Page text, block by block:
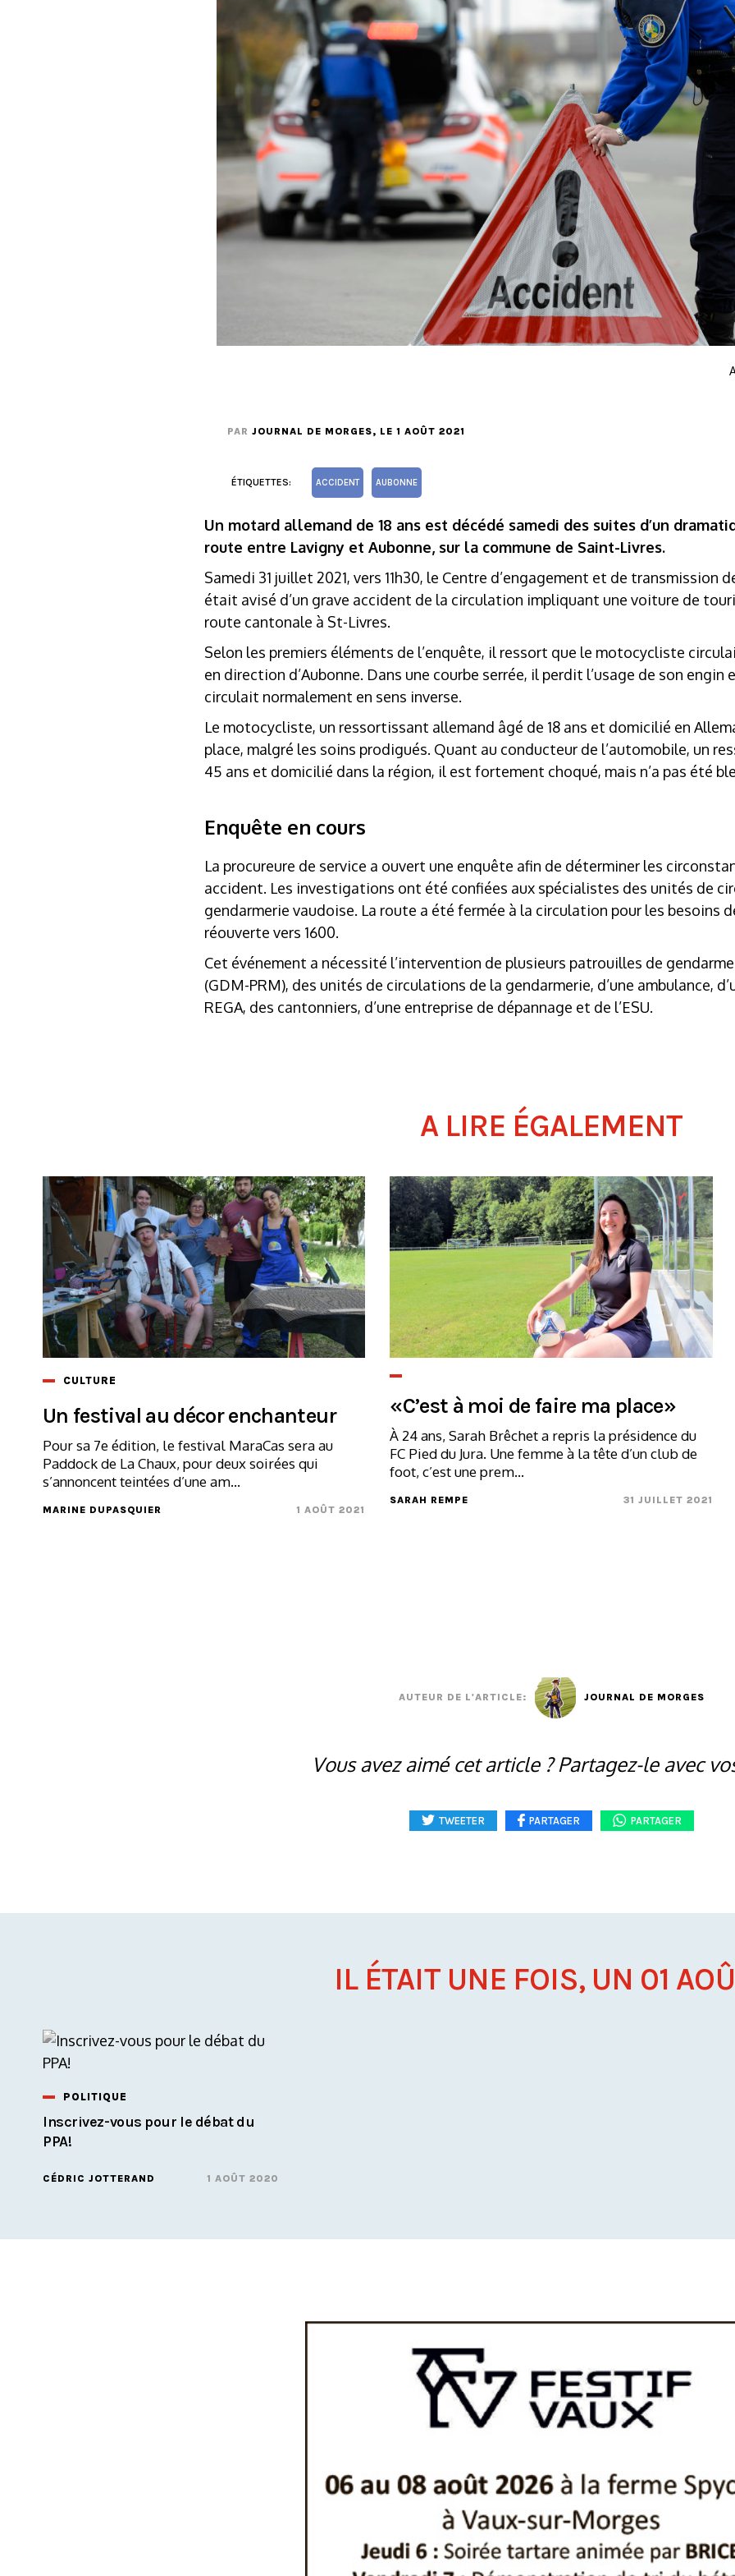
PAR JOURNAL DE MORGES, LE 1 AOÛT 2021
ÉTIQUETTES: ACCIDENT AUBONNE
Un motard allemand de 18 ans est décédé samedi des suites d’un
route entre Lavigny et Aubonne, sur la commune de Saint-Livres.
Samedi 31 juillet 2021, vers 11h30, le Centre d’engagement et de transmission
était avisé d’un grave accident de la circulation impliquant une voiture de
route cantonale à St-Livres.
Selon les premiers éléments de l’enquête, il ressort que le motocycliste
en direction d’Aubonne. Dans une courbe serrée, il perdit l’usage de son
circulait normalement en sens inverse.
Le motocycliste, un ressortissant allemand âgé de 18 ans et domicilié en
place, malgré les soins prodigués. Quant au conducteur de l’automobile, un
45 ans et domicilié dans la région, il est fortement choqué, mais n’a pas été
Enquête en cours
La procureure de service a ouvert une enquête afin de déterminer les
accident. Les investigations ont été confiées aux spécialistes des unités de
gendarmerie vaudoise. La route a été fermée à la circulation pour les besoins
réouverte vers 1600.
Cet événement a nécessité l’intervention de plusieurs patrouilles de
(GDM-PRM), des unités de circulations de la gendarmerie, d’une ambulance,
REGA, des cantonniers, d’une entreprise de dépannage et de l’ESU.
A LIRE ÉGALEMENT
CULTURE
Un festival au décor enchanteur
Pour sa 7e édition, le festival MaraCas sera au
Paddock de La Chaux, pour deux soirées qui
s’annoncent teintées d’une am...
MARINE DUPASQUIER 1 AOÛT 2021
«C’est à moi de faire ma place»
À 24 ans, Sarah Brêchet a repris la présidence du
FC Pied du Jura. Une femme à la tête d’un club de
foot, c’est une prem...
SARAH REMPE 31 JUILLET 2021
AUTEUR DE L'ARTICLE: JOURNAL DE MORGES
Vous avez aimé cet article ? Partagez-le avec
TWEETER PARTAGER PARTAGER
IL ÉTAIT UNE FOIS, UN 01
POLITIQUE
Inscrivez-vous pour le débat du
PPA!
CÉDRIC JOTTERAND 1 AOÛT 2020